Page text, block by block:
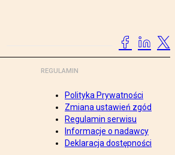
REGULAMIN
Polityka Prywatności
Zmiana ustawień zgód
Regulamin serwisu
Informacje o nadawcy
Deklaracja dostępności